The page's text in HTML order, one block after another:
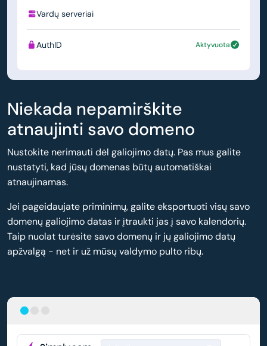
Vardų serveriai
AuthID Aktyvuota
Niekada nepamirškite
atnaujinti savo domeno
Nustokite nerimauti dėl galiojimo datų. Pas mus galite
nustatyti, kad jūsų domenas būtų automatiškai
atnaujinamas.
Jei pageidaujate priminimų, galite eksportuoti visų savo
domenų galiojimo datas ir įtraukti jas į savo kalendorių.
Taip nuolat turėsite savo domenų ir jų galiojimo datų
apžvalgą - net ir už mūsų valdymo pulto ribų.